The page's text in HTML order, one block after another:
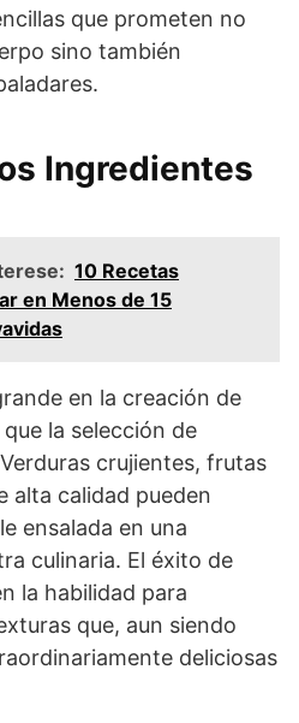
que prometen no
sino también
Ingredientes
10 Recetas
en Menos de 15
en la creación de
la selección de
crujientes, frutas
alta calidad pueden
ensalada en una
culinaria. El éxito de
la habilidad para
que, aun siendo
deliciosas